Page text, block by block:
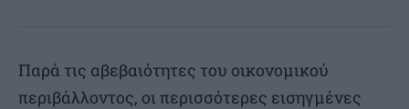
Παρά τις αβεβαιότητες του οικονομικού
περιβάλλοντος, οι περισσότερες εισηγμένες